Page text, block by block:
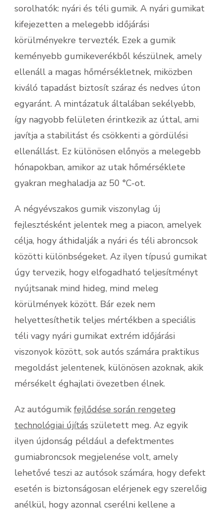
sorolhatók: nyári és téli gumik. A nyári gumikat
kifejezetten a melegebb időjárási
körülményekre tervezték. Ezek a gumik
keményebb gumikeverékből készülnek, amely
ellenáll a magas hőmérsékletnek, miközben
kiváló tapadást biztosít száraz és nedves úton
egyaránt. A mintázatuk általában sekélyebb,
így nagyobb felületen érintkezik az úttal, ami
javítja a stabilitást és csökkenti a gördülési
ellenállást. Ez különösen előnyös a melegebb
hónapokban, amikor az utak hőmérséklete
gyakran meghaladja az 50 °C-ot.
A négyévszakos gumik viszonylag új
fejlesztésként jelentek meg a piacon, amelyek
célja, hogy áthidalják a nyári és téli abroncsok
közötti különbségeket. Az ilyen típusú gumikat
úgy tervezik, hogy elfogadható teljesítményt
nyújtsanak mind hideg, mind meleg
körülmények között. Bár ezek nem
helyettesíthetik teljes mértékben a speciális
téli vagy nyári gumikat extrém időjárási
viszonyok között, sok autós számára praktikus
megoldást jelentenek, különösen azoknak, akik
mérsékelt éghajlati övezetben élnek.
Az autógumik fejlődése során rengeteg
technológiai újítás született meg. Az egyik
ilyen újdonság például a defektmentes
gumiabroncsok megjelenése volt, amely
lehetővé teszi az autósok számára, hogy defekt
esetén is biztonságosan elérjenek egy szerelőig
anélkül, hogy azonnal cserélni kellene a